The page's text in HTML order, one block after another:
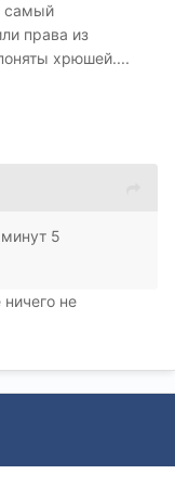
самый
права из
хрюшей....
5
не